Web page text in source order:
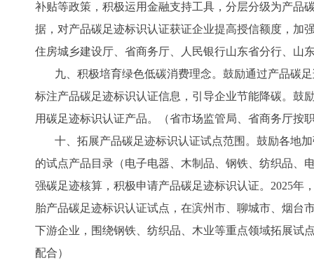
补贴等政策，积极运用金融支持工具，分层分级为产品
据，对产品碳足迹标识认证获证企业提高授信额度，加
住房城乡建设厅、省商务厅、人民银行山东省分行、山
九、积极培育绿色低碳消费理念。鼓励通过产品碳
标注产品碳足迹标识认证信息，引导企业节能降碳。鼓
用碳足迹标识认证产品。（省市场监管局、省商务厅按
十、拓展产品碳足迹标识认证试点范围。鼓励各地
的试点产品目录（电子电器、木制品、钢铁、纺织品、
强碳足迹核算，积极申请产品碳足迹标识认证。2025
胎产品碳足迹标识认证试点，在滨州市、聊城市、烟台
下游企业，围绕钢铁、纺织品、木业等重点领域拓展试
配合）